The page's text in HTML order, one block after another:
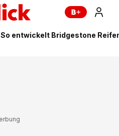
So entwickelt Bridgestone